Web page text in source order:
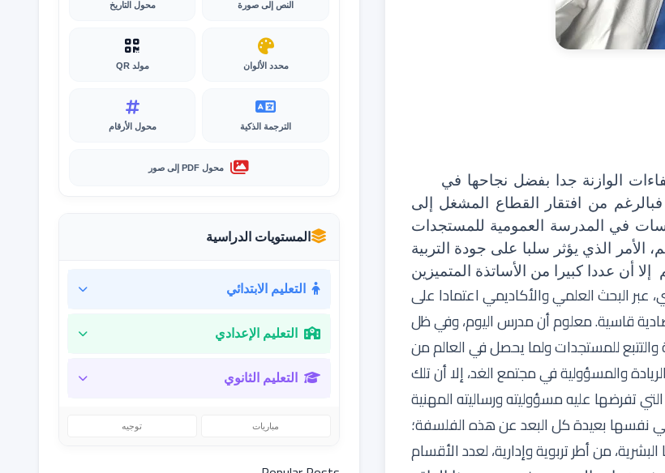
الوازنة جدا بفضل نجاحها في
فبالرغم من افتقار القطاع المشغل إلى
في المدرسة العمومية للمستجدات
الأمر الذي يؤثر سلبا على جودة التربية
إلا أن عددا كبيرا من الأساتذة المتميزين
البحث العلمي والأكاديمي اعتمادا على
قاسية. معلوم أن مدرس اليوم، وفي ظل
والتتبع للمستجدات ولما يحصل في العالم من
والمسؤولية في مجتمع الغد، إلا أن تلك
تفرضها عليه مسؤوليته ورساليته المهنية
نفسها بعيدة كل البعد عن هذه الفلسفة؛
من أطر تربوية وإدارية، لعدد الأقسام
النص إلى صورة محول التاريخ
محدد الألوان مولد QR
الترجمة الذكية محول الأرقام
محول PDF إلى صور
المستويات الدراسية
التعليم الابتدائي
التعليم الإعدادي
التعليم الثانوي
مباريات توجيه